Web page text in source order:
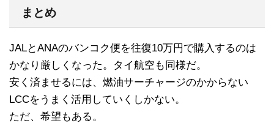
まとめ
JALとANAのバンコク便を往復10万円で購入するのは
かなり厳しくなった。タイ航空も同様だ。
安く済ませるには、燃油サーチャージのかからない
LCCをうまく活用していくしかない。
ただ、希望もある。